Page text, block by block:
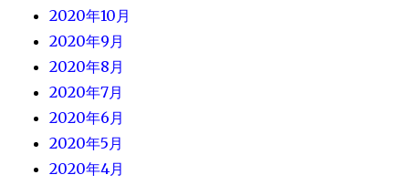
2020年10月
2020年9月
2020年8月
2020年7月
2020年6月
2020年5月
2020年4月